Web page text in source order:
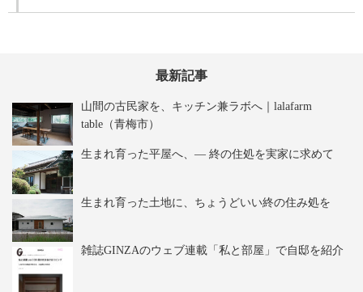
最新記事
山間の古民家を、キッチン兼ラボへ｜lalafarm
table（青梅市）
生まれ育った平屋へ、― 終の住処を実家に求めて
生まれ育った土地に、ちょうどいい終の住み処を
雑誌GINZAのウェブ連載「私と部屋」で自邸を紹介